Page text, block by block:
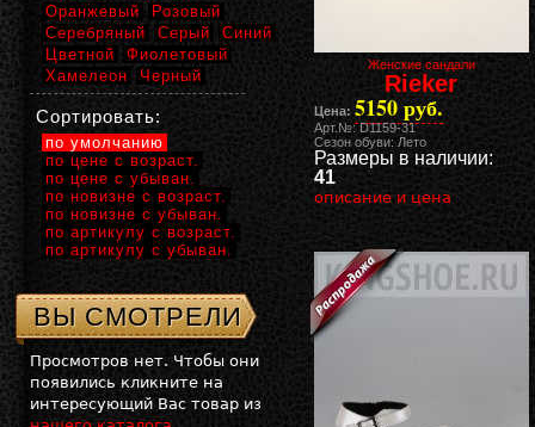
Женские сандали
Rieker
Цена: 5150 руб.
Арт.№: D1159-31
Сезон обуви: Лето
Размеры в наличии:
41
описание и цена
Оранжевый
Розовый
Серебряный
Серый
Синий
Цветной
Фиолетовый
Хамелеон
Черный
Сортировать:
по умолчанию
по цене с возраст.
по цене с убыван.
по новизне с возраст.
по новизне с убыван.
по артикулу с возраст.
по артикулу с убыван.
ВЫ СМОТРЕЛИ
Просмотров нет. Чтобы они
появились кликните на
интересующий Вас товар из